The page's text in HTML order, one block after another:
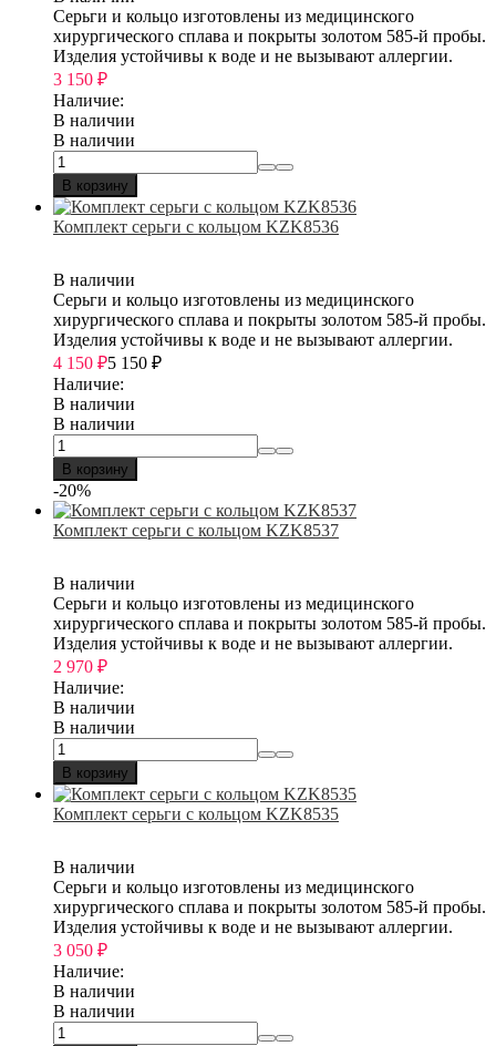
Серьги и кольцо изготовлены из медицинского
хирургического сплава и покрыты золотом 585-й пробы.
Изделия устойчивы к воде и не вызывают аллергии.
3 150 ₽
Наличие:
В наличии
В наличии
В корзину
Комплект серьги с кольцом KZK8536
В наличии
Серьги и кольцо изготовлены из медицинского
хирургического сплава и покрыты золотом 585-й пробы.
Изделия устойчивы к воде и не вызывают аллергии.
4 150 ₽5 150 ₽
Наличие:
В наличии
В наличии
В корзину
-20%
Комплект серьги с кольцом KZK8537
В наличии
Серьги и кольцо изготовлены из медицинского
хирургического сплава и покрыты золотом 585-й пробы.
Изделия устойчивы к воде и не вызывают аллергии.
2 970 ₽
Наличие:
В наличии
В наличии
В корзину
Комплект серьги с кольцом KZK8535
В наличии
Серьги и кольцо изготовлены из медицинского
хирургического сплава и покрыты золотом 585-й пробы.
Изделия устойчивы к воде и не вызывают аллергии.
3 050 ₽
Наличие:
В наличии
В наличии